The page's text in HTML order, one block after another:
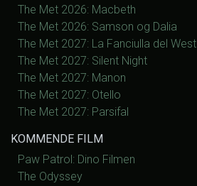
The Met 2026: Macbeth
The Met 2026: Samson og Dalia
The Met 2027: La Fanciulla del West
The Met 2027: Silent Night
The Met 2027: Manon
The Met 2027: Otello
The Met 2027: Parsifal
KOMMENDE FILM
Paw Patrol: Dino Filmen
The Odyssey